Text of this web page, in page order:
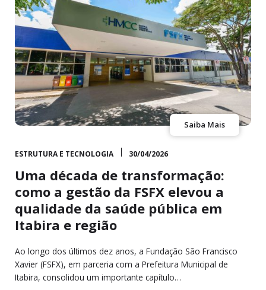
Saiba Mais
ESTRUTURA E TECNOLOGIA 30/04/2026
Uma década de transformação:
como a gestão da FSFX elevou a
qualidade da saúde pública em
Itabira e região
Ao longo dos últimos dez anos, a Fundação São Francisco
Xavier (FSFX), em parceria com a Prefeitura Municipal de
Itabira, consolidou um importante capítulo…